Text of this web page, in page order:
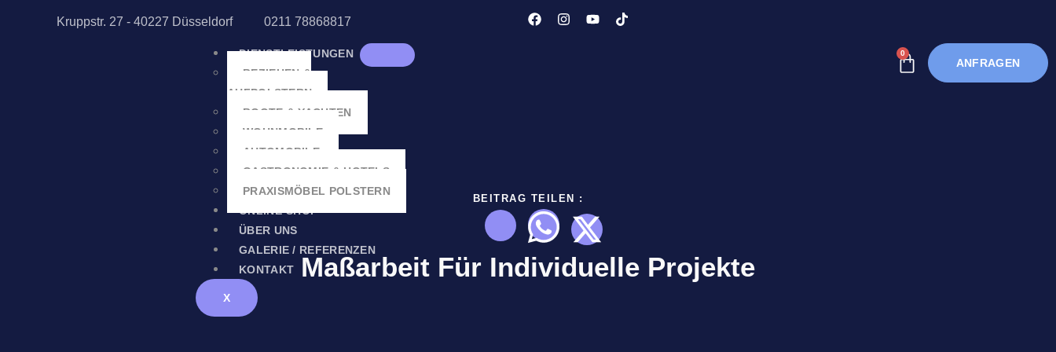
Kruppstr. 27 - 40227 Düsseldorf 0211 78868817
DIENSTLEISTUNGEN
BEZIEHEN &
AUFPOLSTERN
BOOTE & YACHTEN
WOHNMOBILE
AUTOMOBILE
GASTRONOMIE & HOTELS
PRAXISMÖBEL POLSTERN
ONLINE-SHOP
ÜBER UNS
GALERIE / REFERENZEN
KONTAKT
X
0
ANFRAGEN
BEITRAG TEILEN :
Maßarbeit Für Individuelle Projekte